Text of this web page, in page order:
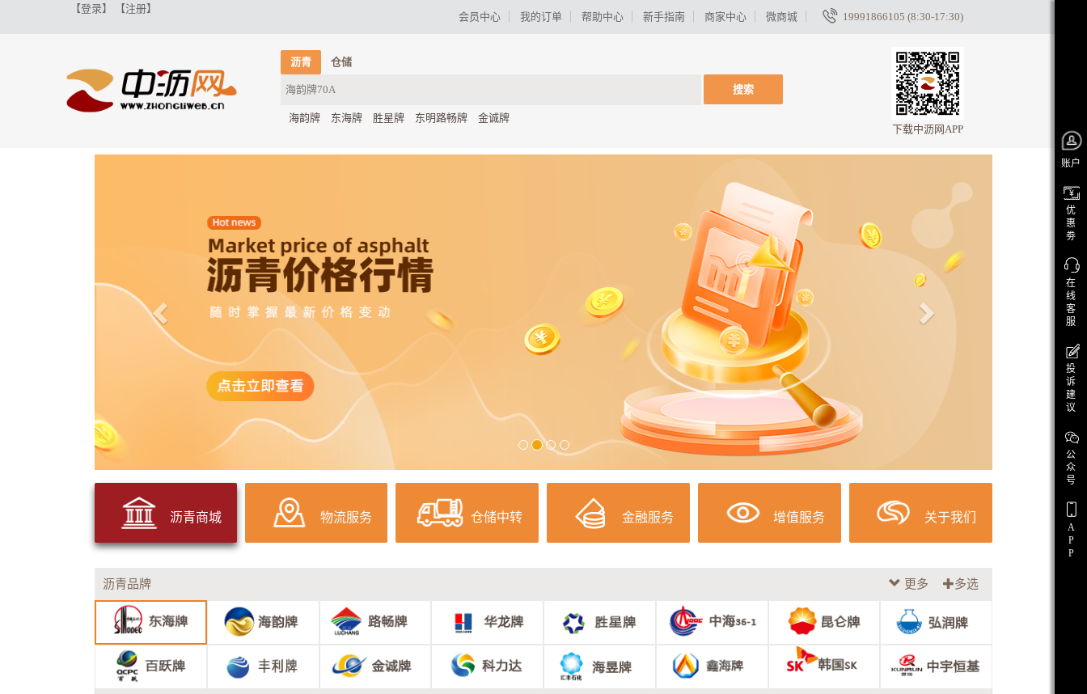
【登录】 【注册】
会员中心 我的订单 帮助中心 新手指南 商家中心 微商城 19991866105 (8:30-17:30)
沥青 仓储
搜索
海韵牌 东海牌 胜星牌 东明路畅牌
金诚牌
下载中沥网APP
沥青商城 物流服务 仓储中转 金融服务 增值服务 关于我们
沥青品牌 更多 多选
账户
优
惠
劵
在
线
客
服
投
诉
建
议
公
众
号
A
P
P